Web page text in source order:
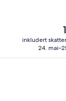
inkludert
24.